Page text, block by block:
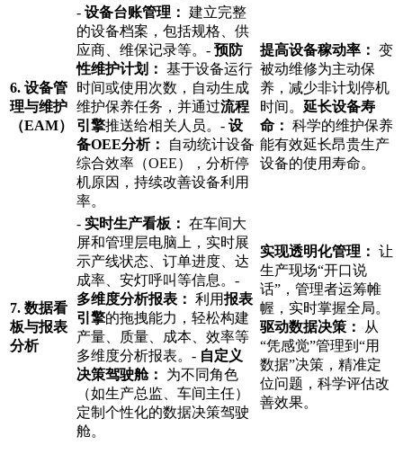
6. 设备管
理与维护
（EAM）
- 设备台账管理： 建立完整
的设备档案，包括规格、供
应商、维保记录等。- 预防
性维护计划： 基于设备运行
时间或使用次数，自动生成
维护保养任务，并通过流程
引擎推送给相关人员。- 设
备OEE分析：
自动统计设备
综合效率（OEE），分析停
机原因，持续改善设备利用
率。
提高设备稼动率： 变
被动维修为主动保
养，减少非计划停机
时间。 延长设备寿
命： 科学的维护保养
能有效延长昂贵生产
设备的使用寿命。
7. 数据看
板与报表
分析
- 实时生产看板： 在车间大
屏和管理层电脑上，实时展
示产线状态、订单进度、达
成率、安灯呼叫等信息。-
多维度分析报表： 利用报表
引擎的拖拽能力，轻松构建
产量、质量、成本、效率等
多维度分析报表。- 自定义
决策驾驶舱：
为不同角色
（如生产总监、车间主任）
定制个性化的数据决策驾驶
舱。
实现透明化管理： 让
生产现场“开口说
话”，管理者运筹帷
幄，实时掌握全局。
驱动数据决策：
从
“凭感觉”管理到“用
数据”决策，精准定
位问题，科学评估改
善效果。